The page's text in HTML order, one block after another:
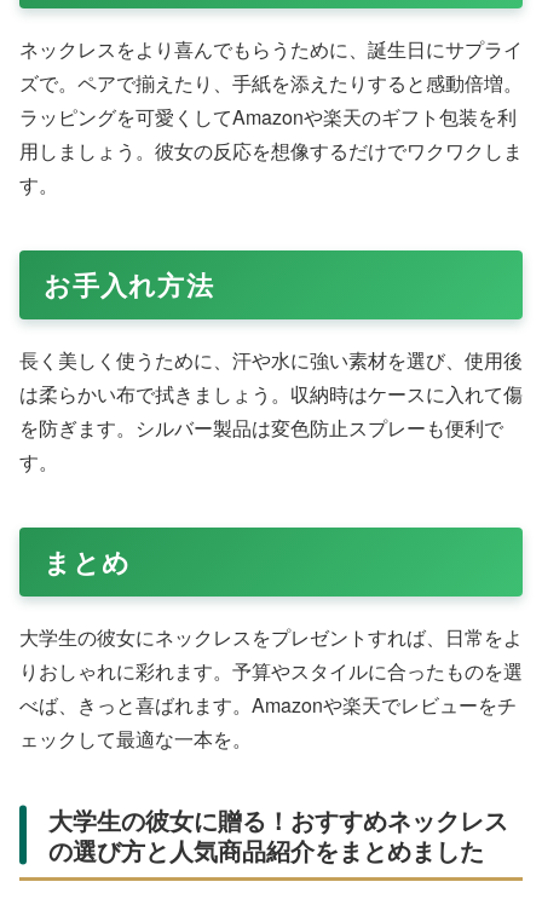
普段使い向け
シンプルなシルバーチェーンや一粒モチーフ。カナル4℃
やTHE KISSがおすすめ。キャンパスでさりげなく輝きま
す。
デート向け
揺れるデザインやゴールド系。SWINGING MOONやスワ
ロフスキーでロマンチックに。
誕生日・記念日向け
別感を。
重ね付けコーデ向け
短めチェーン複数。4℃やKate Spadeでレイヤードを楽し
めます。
大学生彼女のタイプ別おすすめ
ガーリー系: Kate Spadeハートやマシューマークの